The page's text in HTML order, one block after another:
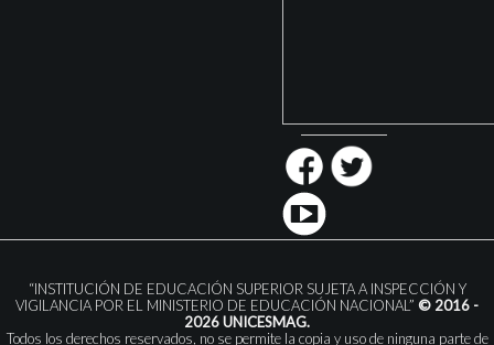
“INSTITUCIÓN DE EDUCACIÓN SUPERIOR SUJETA A INSPECCIÓN Y
VIGILANCIA POR EL MINISTERIO DE EDUCACIÓN NACIONAL” © 2016 -
2026 UNICESMAG.
Todos los derechos reservados, no se permite la copia y uso de ninguna parte de